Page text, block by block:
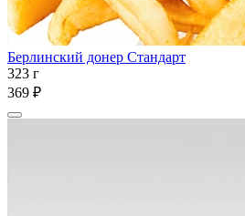
Берлинский донер Стандарт
323 г
369 ₽